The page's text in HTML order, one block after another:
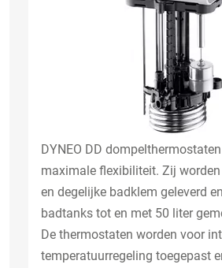
DYNEO DD
maximale flexibiliteit. Zij worden
en degelijke badklem geleverd
badtanks tot en met 50 liter
De thermostaten worden voor
temperatuurregeling toegepast